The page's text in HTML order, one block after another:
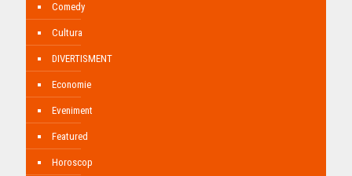
Comedy
Cultura
DIVERTISMENT
Economie
Eveniment
Featured
Horoscop